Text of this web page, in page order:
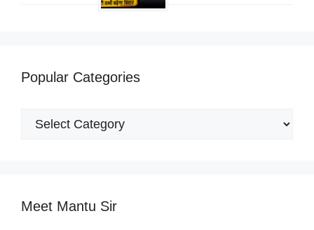
Popular Categories
Popular
Meet Mantu Sir